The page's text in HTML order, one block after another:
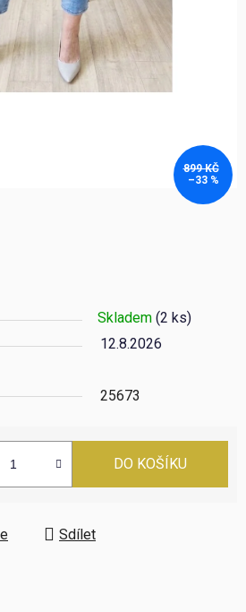
Skladem (2 ks)
12.8.2026
25673
DO KOŠÍKU
Sdílet
899 KČ
–33 %